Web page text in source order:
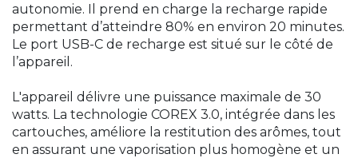
autonomie. Il prend en charge la recharge rapide
permettant d’atteindre 80% en environ 20 minutes.
Le port USB-C de recharge est situé sur le côté de
l’appareil.
L'appareil délivre une puissance maximale de 30
watts. La technologie COREX 3.0, intégrée dans les
cartouches, améliore la restitution des arômes, tout
en assurant une vaporisation plus homogène et un